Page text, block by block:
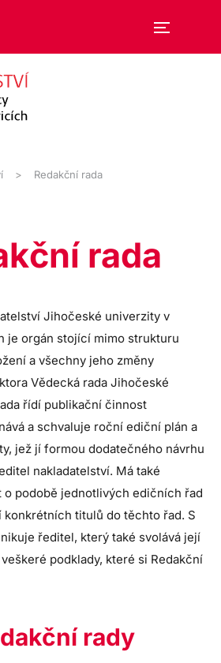
Redakční rada
rada
Jihočeské univerzity v
je orgán stojící mimo strukturu
a všechny jeho změny
Vědecká rada Jihočeské
řídí publikační činnost
a schvaluje roční ediční plán a
jež jí formou dodatečného návrhu
nakladatelství. Má také
o podobě jednotlivých edičních řad
konkrétních titulů do těchto řad. S
ředitel, který také svolává její
podklady, které si Redakční
rady